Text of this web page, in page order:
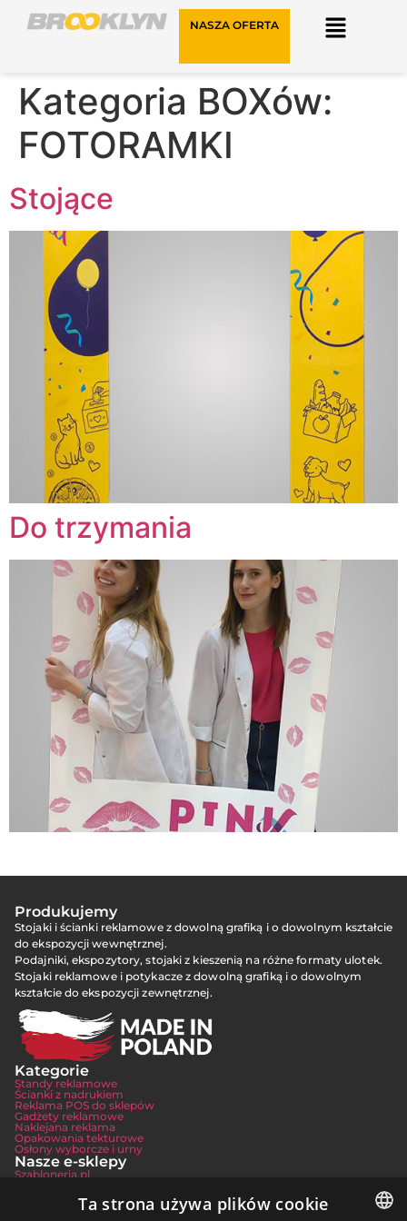
NASZA OFERTA
Kategoria BOXów:
FOTORAMKI
Stojące
Do trzymania
Produkujemy
Stojaki i ścianki reklamowe z dowolną grafiką i o dowolnym kształcie
do ekspozycji wewnętrznej.
Podajniki, ekspozytory, stojaki z kieszenią na różne formaty ulotek.
Stojaki reklamowe i potykacze z dowolną grafiką i o dowolnym
kształcie do ekspozycji zewnętrznej.
Kategorie
Standy reklamowe
Ścianki z nadrukiem
Reklama POS do sklepów
Gadżety reklamowe
Naklejana reklama
Opakowania tekturowe
Osłony wyborcze i urny
Nasze e-sklepy
Szabloneria.pl
Planowaki.plTa strona używa plików cookie